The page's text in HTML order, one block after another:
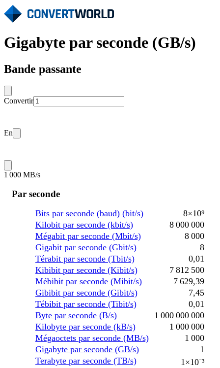
Gigabyte par seconde (GB/s)
Bande passante
Convertir
En
1 000 MB/s
Par seconde
Bits par seconde (baud) (bit/s)
8×10⁹
Kilobit par seconde (kbit/s)
8 000 000
Mégabit par seconde (Mbit/s)
8 000
Gigabit par seconde (Gbit/s)
8
Térabit par seconde (Tbit/s)
0,01
Kibibit par seconde (Kibit/s)
7 812 500
Mébibit par seconde (Mibit/s)
7 629,39
Gibibit par seconde (Gibit/s)
7,45
Tébibit par seconde (Tibit/s)
0,01
Byte par seconde (B/s)
1 000 000 000
Kilobyte par seconde (kB/s)
1 000 000
Mégaoctets par seconde (MB/s)
1 000
Gigabyte par seconde (GB/s)
1
Terabyte par seconde (TB/s)
1×10⁻³